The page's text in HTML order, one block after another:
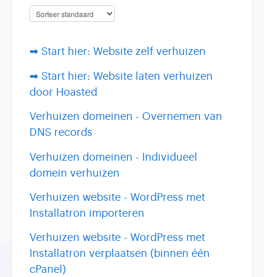
Klantenpaneel →
➡ Start hier: Website zelf verhuizen
➡ Start hier: Website laten verhuizen
door Hoasted
Verhuizen domeinen - Overnemen van
DNS records
Verhuizen domeinen - Individueel
domein verhuizen
Verhuizen website - WordPress met
Installatron importeren
Verhuizen website - WordPress met
Installatron verplaatsen (binnen één
cPanel)